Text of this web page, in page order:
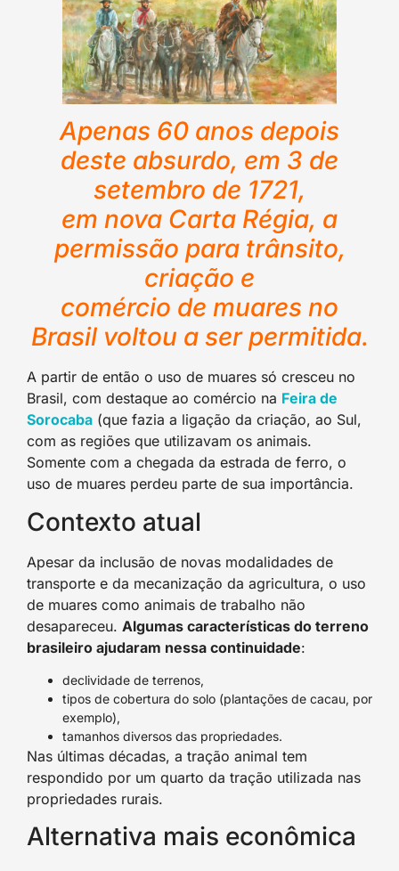
Apenas 60 anos depois
deste absurdo, em 3 de
setembro de 1721,
em nova Carta Régia, a
permissão para trânsito,
criação e
comércio de muares no
Brasil voltou a ser permitida.
A partir de então o uso de muares só cresceu no
Brasil, com destaque ao comércio na Feira de
Sorocaba (que fazia a ligação da criação, ao Sul,
com as regiões que utilizavam os animais.
Somente com a chegada da estrada de ferro, o
uso de muares perdeu parte de sua importância.
Contexto atual
Apesar da inclusão de novas modalidades de
transporte e da mecanização da agricultura, o uso
de muares como animais de trabalho não
desapareceu. Algumas características do terreno
brasileiro ajudaram nessa continuidade:
declividade de terrenos,
tipos de cobertura do solo (plantações de cacau, por
exemplo),
tamanhos diversos das propriedades.
Nas últimas décadas, a tração animal tem
respondido por um quarto da tração utilizada nas
propriedades rurais.
Alternativa mais econômica